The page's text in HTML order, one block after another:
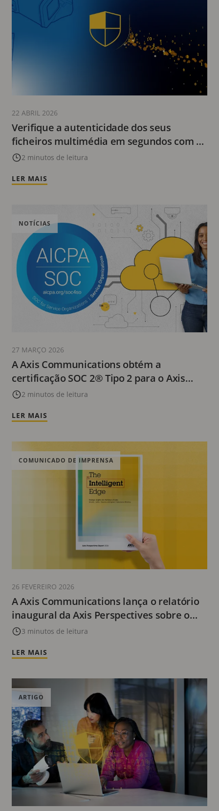
Verifique a autenticidade dos seus
ficheiros multimédia em segundos com o
verificador de ficheiros multimédia
2 minutos de leitura
22 ABRIL 2026
LER MAIS
A Axis Communications obtém a
certificação SOC 2® Tipo 2 para o Axis
Cloud Connect
2 minutos de leitura
NOTÍCIAS
27 MARÇO 2026
LER MAIS
A Axis Communications lança o relatório
inaugural da Axis Perspectives sobre o
papel em evolução do vídeo inteligente
3 minutos de leitura
COMUNICADO DE IMPRENSA
26 FEVEREIRO 2026
LER MAIS
ARTIGO